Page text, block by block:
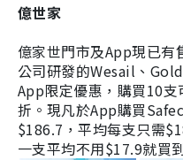
億世家
億家世門市及App現已有
公司研發的Wesail、
App限定優惠，購買10
折。現凡於App購買
$186.7，平均每支只需
一支平均不用$17.9就買